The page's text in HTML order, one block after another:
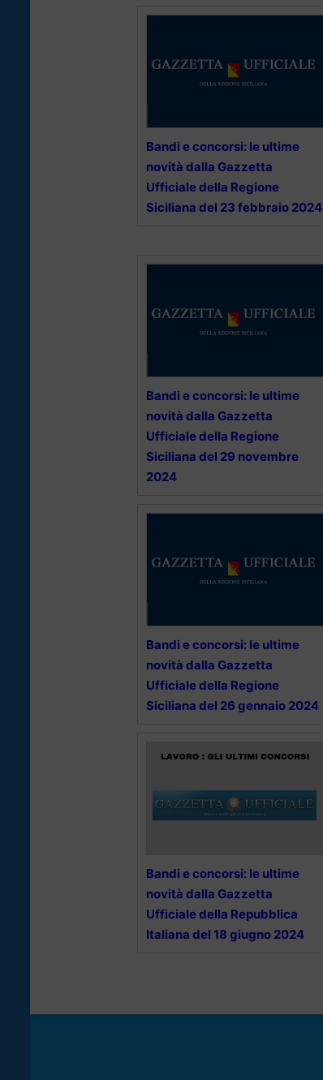
Bandi e concorsi: le ultime
novità dalla Gazzetta
Ufficiale della Regione
Siciliana del 23 febbraio 2024
Bandi e concorsi: le ultime
novità dalla Gazzetta
Ufficiale della Regione
Siciliana del 29 novembre
2024
Bandi e concorsi: le ultime
novità dalla Gazzetta
Ufficiale della Regione
Siciliana del 26 gennaio 2024
Bandi e concorsi: le ultime
novità dalla Gazzetta
Ufficiale della Repubblica
Italiana del 18 giugno 2024